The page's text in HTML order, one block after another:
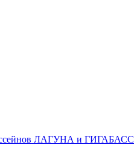
ЛАГУНА и ГИГАБАСС